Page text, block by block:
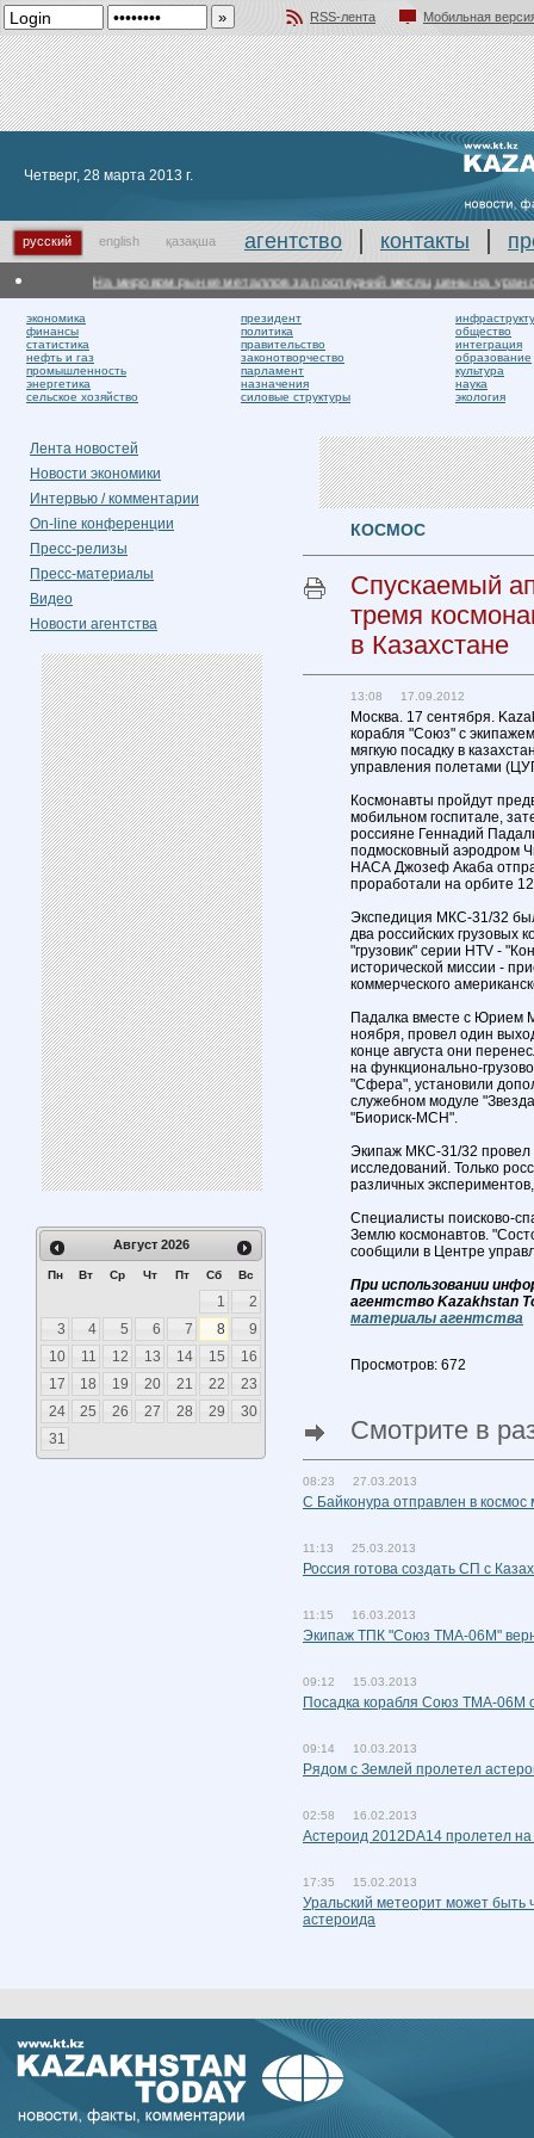
RSS-лента
Мобильная
Четверг, 28 марта 2013 г.
русский english қазақша агентство контакты
На мировом рынке металлов за последний месяц цены на уран
экономика
финансы
статистика
нефть и газ
промышленность
энергетика
сельское хозяйство
президент
политика
правительство
законотворчество
парламент
назначения
силовые структуры
общество
интеграция
образование
культура
наука
экология
Лента новостей
Новости экономики
Интервью / комментарии
On-line конференции
Пресс-релизы
Пресс-материалы
Видео
Новости агентства
Август 2026
Пн Вт Ср Чт Пт Сб Вс
1
2
3
4 5 6 7 8
9
10
11 12 13 14 15
16
17
18 19 20 21 22
23
24
25 26 27 28 29
30
31
КОСМОС
Спускаемый
тремя
в Казахстане
13:08 17.09.2012
Москва. 17 сентября.
корабля "Союз" с
мягкую посадку в
управления полетами
Космонавты пройдут
мобильном госпитале,
россияне Геннадий
подмосковный аэродром
НАСА Джозеф Акаба
проработали на орбите
Экспедиция МКС-31/32
два российских грузовых
"грузовик" серии HTV -
исторической миссии -
коммерческого
Падалка вместе с Юрием
ноября, провел один
конце августа они
на функционально-
"Сфера", установили
служебном модуле
"Биориск-МСН".
Экипаж МКС-31/32 провел
исследований. Только
различных
Специалисты поисково-
Землю космонавтов.
сообщили в Центре
При использовании
агентство Kazakhstan
материалы агентства
Просмотров: 672
Смотрите в
08:23 27.03.2013
С Байконура отправлен в космос
11:13 25.03.2013
Россия готова создать СП с
11:15 16.03.2013
Экипаж ТПК "Союз ТМА-06М"
09:12 15.03.2013
Посадка корабля Союз ТМА-06М
09:14 10.03.2013
Рядом с Землей пролетел
02:58 16.02.2013
Астероид 2012DA14 пролетел
17:35 15.02.2013
Уральский метеорит может быть
астероида